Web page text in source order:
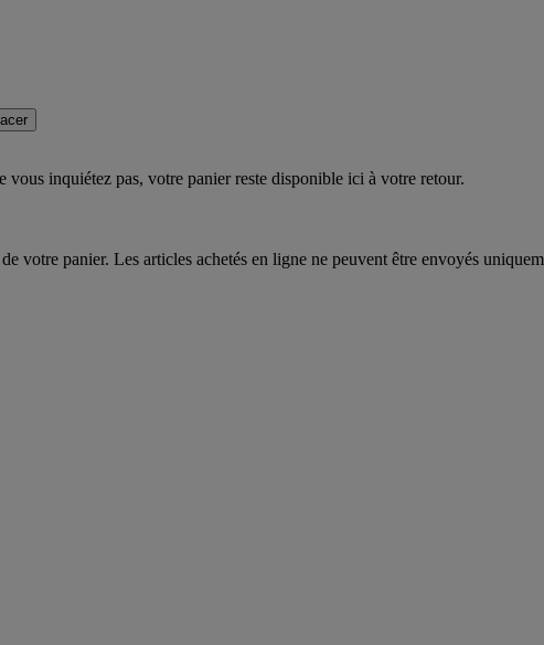
vous inquiétez pas, votre panier reste disponible ici à votre retour.
votre panier. Les articles achetés en ligne ne peuvent être envoyés